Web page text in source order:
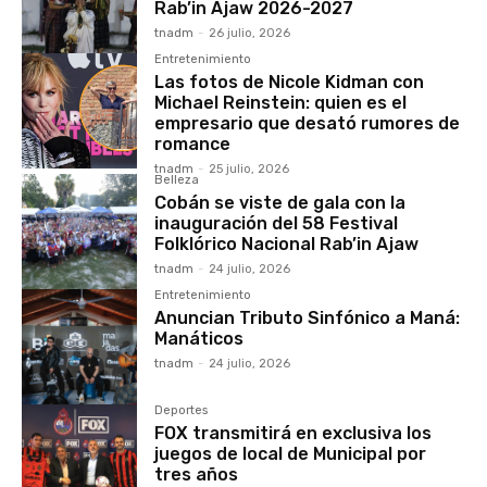
Rab’in Ajaw 2026-2027
tnadm - 26 julio, 2026
Entretenimiento
Las fotos de Nicole Kidman con
Michael Reinstein: quien es el
empresario que desató rumores de
romance
tnadm - 25 julio, 2026
Belleza
Cobán se viste de gala con la
inauguración del 58 Festival
Folklórico Nacional Rab’in Ajaw
tnadm - 24 julio, 2026
Entretenimiento
Anuncian Tributo Sinfónico a Maná:
Manáticos
tnadm - 24 julio, 2026
Deportes
FOX transmitirá en exclusiva los
juegos de local de Municipal por
tres años